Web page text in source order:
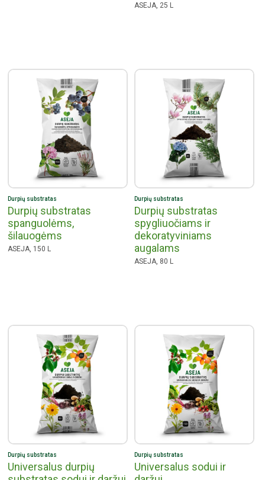
ASEJA, 25 L
Durpių substratas
Durpių substratas
spanguolėms,
šilauogėms
ASEJA, 150 L
Durpių substratas
Durpių substratas
spygliuočiams ir
dekoratyviniams
augalams
ASEJA, 80 L
Durpių substratas
Universalus durpių
Durpių substratas
Universalus sodui ir